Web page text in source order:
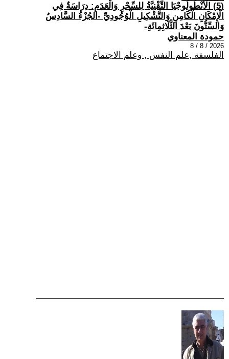
(5) الْأَنْطُولُوجْيَا التِّقْنِيَّةُ لِلسِّحْرِ وَالْعَدَمِ: دِرَاسَةٌ فِي
الْإِمْكَانِ الْكَامِنِ وَالتَّشْكِيلِ الْوُجُودِيِّ -الجُزْءُ السَّادِسُ
وَالسِّتُّونَ بَعْدَ الثَّلَاثِمِائَةِ-
حمودة المعناوي
2026 / 8 / 8
الفلسفة ,علم النفس , وعلم الاجتماع